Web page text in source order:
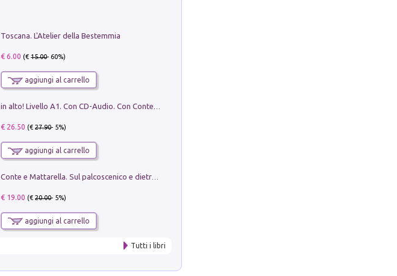
Toscana. L'Atelier della Bestemmia
€ 6.00 (€15.00- 60%)
aggiungi al carrello
€ 26.50 (€27.90- 5%)
aggiungi al carrello
€ 19.00 (€20.00- 5%)
aggiungi al carrello
Tutti i libri